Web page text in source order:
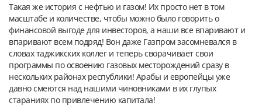
Такая же история с нефтью и газом! Их просто нет в том
масштабе и количестве, чтобы можно было говорить о
финансовой выгоде для инвесторов, а наши все впаривают и
впаривают всем подряд! Вон даже Газпром засомневался в
словах таджикских коллег и теперь сворачивает свои
программы по освоению газовых месторождений сразу в
нескольких районах республики! Арабы и европейцы уже
давно смеются над нашими чиновниками в их глупых
стараниях по привлечению капитала!